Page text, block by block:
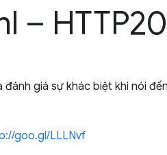
–
giá sự khác biệt khi nói
goo.gl/LLLNvf